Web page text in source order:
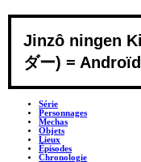
Jinzô ningen
ダー) =
Série
Personnages
Mechas
Objets
Lieux
Épisodes
Chronologie